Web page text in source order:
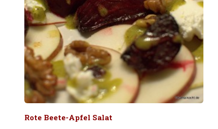
Rote Beete-Apfel Salat